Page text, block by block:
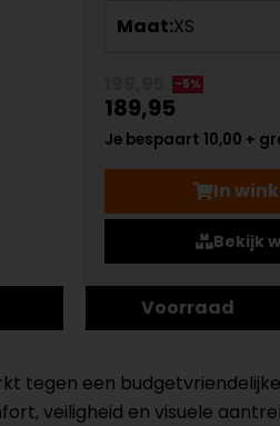
Maat:XS
-5%
189,95
Je bespaart 10,00 +
In
Bekijk
Voorraad
tegen een
veiligheid en visuele